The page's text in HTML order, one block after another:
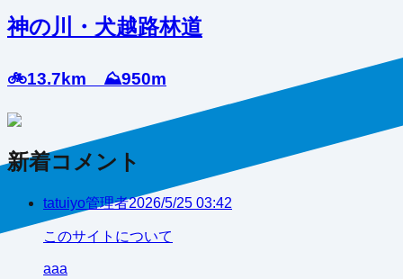
神の川・犬越路林道
🚲13.7km ⛰️950m
新着コメント
tatuiyo管理者2026/5/25 03:42
このサイトについて
aaa